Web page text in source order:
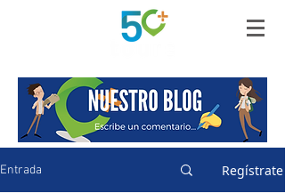
Entrada Regístrate